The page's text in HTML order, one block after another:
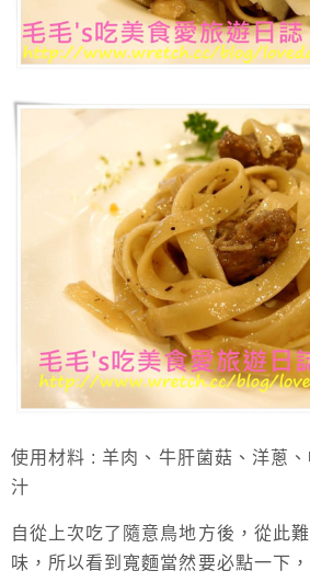
使用材料 : 羊肉、牛肝菌菇、洋蔥
汁
自從上次吃了隨意鳥地方後，從此
味，所以看到寬麵當然要必點一下